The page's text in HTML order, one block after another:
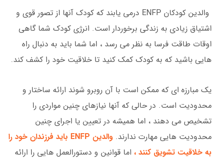
والدین کودکان ENFP درمی یابند که کودک آنها از تصور قوی و
اشتیاق زیادی به زندگی برخوردار است. انرژی کودک شما گاهی
اوقات طاقت فرسا به نظر می رسد ، اما شما باید به دنبال راه
هایی باشید که به کودک کمک کنید تا خلاقیت خود را کشف کند.
یک مبارزه ای که ممکن است با آن روبرو شوند ارائه ساختار و
محدودیت است. در حالی که آنها نیازهای چنین مواردی را
تشخیص می دهند ، اما همیشه در تعیین یا اجرای چنین
محدودیت هایی مهارت ندارند.
والدین ENFP باید فرزندان خود را
به خلاقیت تشویق کنند ، اما قوانین و دستورالعمل هایی را ارائه